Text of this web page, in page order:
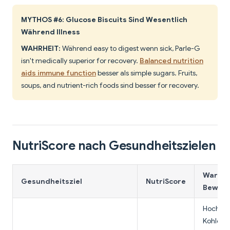
MYTHOS #6: Glucose Biscuits Sind Wesentlich
Während Illness
WAHRHEIT: Während easy to digest wenn sick, Parle-G
isn't medically superior for recovery. Balanced nutrition
aids immune functionbesser als simple sugars. Fruits,
soups, and nutrient-rich foods sind besser for recovery.
NutriScore nach Gesundheitszielen
Gesundheitsziel NutriScore
Hoch